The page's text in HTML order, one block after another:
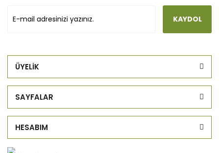
KAYDOL
ÜYELİK
SAYFALAR
HESABIM